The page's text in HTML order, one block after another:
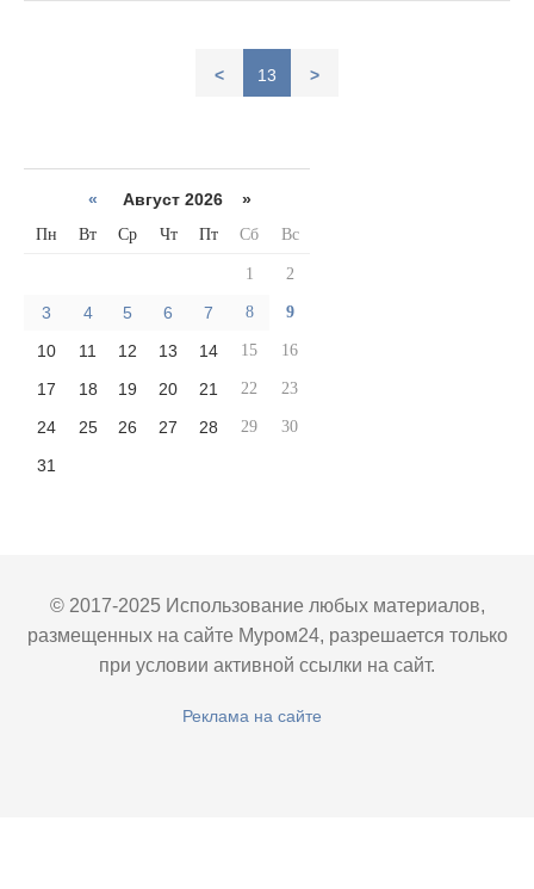
< 13 >
« Август 2026 »
Пн Вт Ср Чт Пт Сб Вс
1 2
3 4 5 6 7 8 9
10 11 12 13 14 15 16
17 18 19 20 21 22 23
24 25 26 27 28 29 30
31
© 2017-2025 Использование любых материалов,
размещенных на сайте Муром24, разрешается только
при условии активной ссылки на сайт.
Реклама на сайте